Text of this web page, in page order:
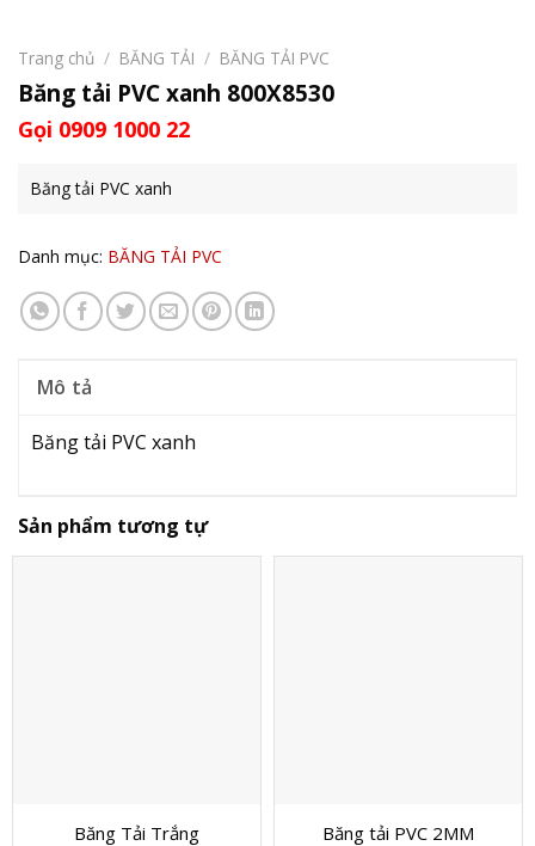
Trang chủ / BĂNG TẢI / BĂNG TẢI PVC
Băng tải PVC xanh 800X8530
Gọi 0909 1000 22
Băng tải PVC xanh
Danh mục: BĂNG TẢI PVC
Mô tả
Băng tải PVC xanh
Sản phẩm tương tự
Băng Tải Trắng Băng tải PVC 2MM